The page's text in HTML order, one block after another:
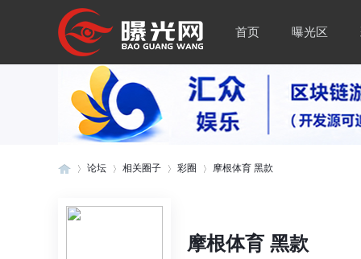
首页 曝光区
论坛 相关圈子 彩圈
›
摩根体育 黑款
摩根体育 黑款